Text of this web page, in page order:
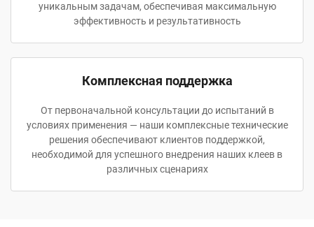
уникальным задачам, обеспечивая максимальную
эффективность и результативность
Комплексная поддержка
От первоначальной консультации до испытаний в
условиях применения — наши комплексные технические
решения обеспечивают клиентов поддержкой,
необходимой для успешного внедрения наших клеев в
различных сценариях